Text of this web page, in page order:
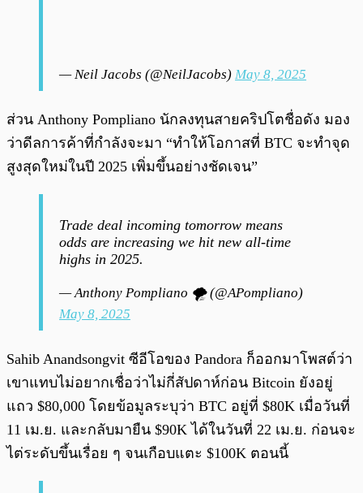
— Neil Jacobs (@NeilJacobs) May 8, 2025
ส่วน Anthony Pompliano นักลงทุนสายคริปโตชื่อดัง มอง
ว่าดีลการค้าที่กำลังจะมา “ทำให้โอกาสที่ BTC จะทำจุด
สูงสุดใหม่ในปี 2025 เพิ่มขึ้นอย่างชัดเจน”
Trade deal incoming tomorrow means
odds are increasing we hit new all-time
highs in 2025.
— Anthony Pompliano 🌪 (@APompliano)
May 8, 2025
Sahib Anandsongvit ซีอีโอของ Pandora ก็ออกมาโพสต์ว่า
เขาแทบไม่อยากเชื่อว่าไม่กี่สัปดาห์ก่อน Bitcoin ยังอยู่
แถว $80,000 โดยข้อมูลระบุว่า BTC อยู่ที่ $80K เมื่อวันที่
11 เม.ย. และกลับมายืน $90K ได้ในวันที่ 22 เม.ย. ก่อนจะ
ไต่ระดับขึ้นเรื่อย ๆ จนเกือบแตะ $100K ตอนนี้